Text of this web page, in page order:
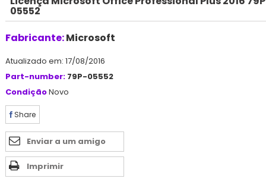
05552
Fabricante:Microsoft
Atualizado em: 17/08/2016
Part-number: 79P-05552
CondiçãoNovo
Share
Enviar a um amigo
Imprimir